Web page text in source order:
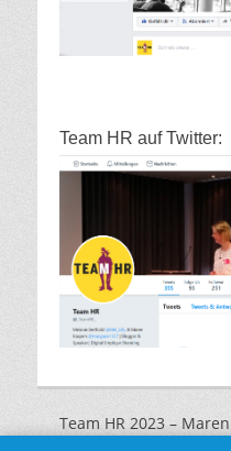
Team HR auf Twitter:
Team HR 2023 –